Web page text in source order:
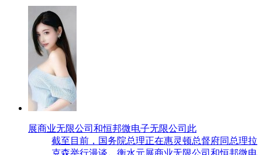
展商业无限公司和恒邦微电子无限公司此
截至目前，国务院总理正在惠灵顿总督府同总理拉
克森举行漫谈。衡水元展商业无限公司和恒邦微电